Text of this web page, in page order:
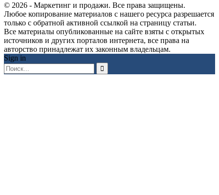
© 2026 - Маркетинг и продажи. Все права защищены.
Любое копирование материалов с нашего ресурса разрешается
только с обратной активной ссылкой на страницу статьи.
Все материалы опубликованные на сайте взяты с открытых
источников и других порталов интернета, все права на
авторство принадлежат их законным владельцам.
Sign in